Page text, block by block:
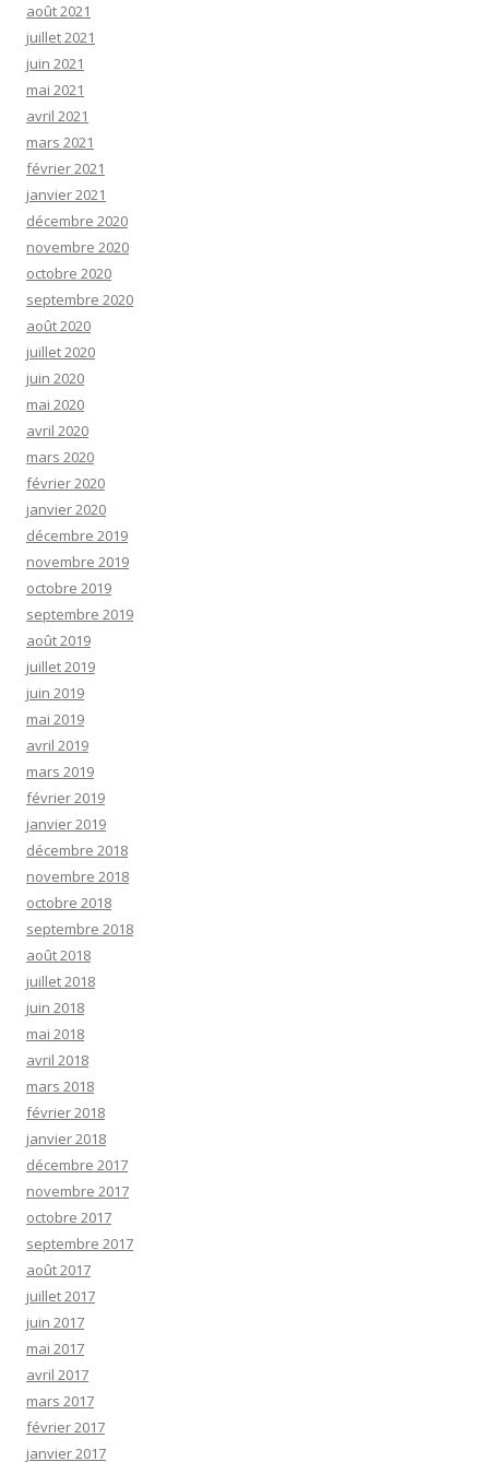
août 2021
juillet 2021
juin 2021
mai 2021
avril 2021
mars 2021
février 2021
janvier 2021
décembre 2020
novembre 2020
octobre 2020
septembre 2020
août 2020
juillet 2020
juin 2020
mai 2020
avril 2020
mars 2020
février 2020
janvier 2020
décembre 2019
novembre 2019
octobre 2019
septembre 2019
août 2019
juillet 2019
juin 2019
mai 2019
avril 2019
mars 2019
février 2019
janvier 2019
décembre 2018
novembre 2018
octobre 2018
septembre 2018
août 2018
juillet 2018
juin 2018
mai 2018
avril 2018
mars 2018
février 2018
janvier 2018
décembre 2017
novembre 2017
octobre 2017
septembre 2017
août 2017
juillet 2017
juin 2017
mai 2017
avril 2017
mars 2017
février 2017
janvier 2017